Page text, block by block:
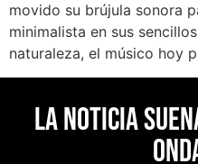
movido su brújula sonora
minimalista en sus
naturaleza, el músico hoy
La noticia